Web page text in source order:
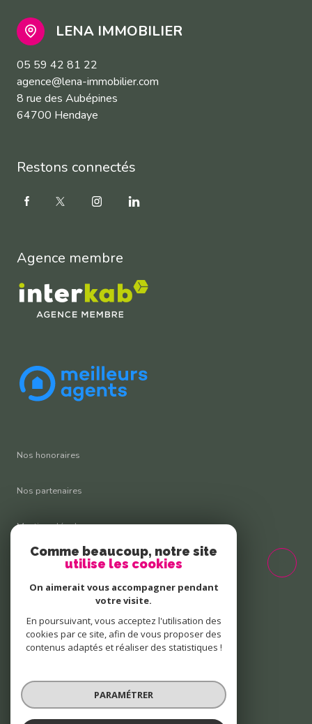
LENA IMMOBILIER
05 59 42 81 22
agence@lena-immobilier.com
8 rue des Aubépines
64700 Hendaye
Restons connectés
Agence membre
Nos honoraires
Nos partenaires
Mentions légales
Cookies
© 2026 | Tous droits réservés
Comme beaucoup, notre site
utilise les cookies
On aimerait vous accompagner pendant
votre visite.
En poursuivant, vous acceptez l'utilisation des
cookies par ce site, afin de vous proposer des
contenus adaptés et réaliser des statistiques !
PARAMÉTRER